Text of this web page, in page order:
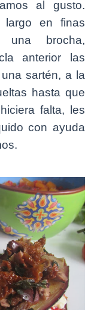
al gusto.
largo en finas
brocha,
anterior las
sartén, a la
hasta que
falta, les
con ayuda